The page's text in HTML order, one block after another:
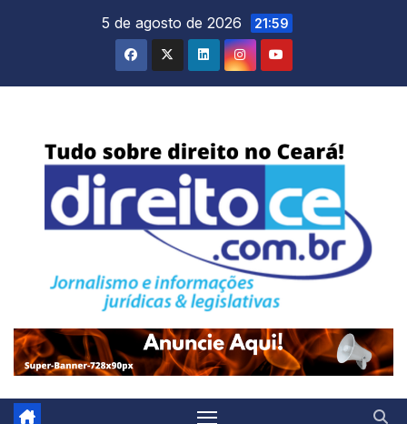
5 de agosto de 2026 21:59